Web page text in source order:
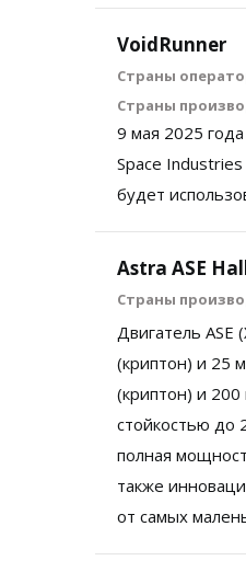
VoidRunner
Страны
Страны
9 мая 2025
Space
будет
Astra ASE
Страны
Двигатель ASE
(криптон) и 25
(криптон) и
стойкостью до
полная
также
от самых